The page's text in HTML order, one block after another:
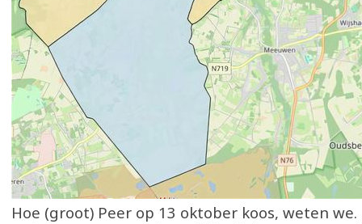
Hoe (groot) Peer op 13 oktober koos, weten